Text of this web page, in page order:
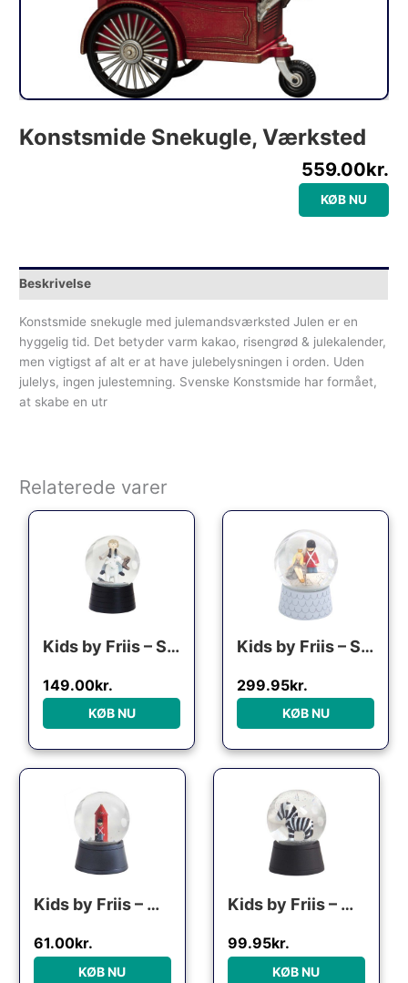
Konstsmide Snekugle, Værksted
559.00kr.
KØB NU
Beskrivelse
Konstsmide snekugle med julemandsværksted Julen er en
hyggelig tid. Det betyder varm kakao, risengrød & julekalender,
men vigtigst af alt er at have julebelysningen i orden. Uden
julelys, ingen julestemning. Svenske Konstsmide har formået,
at skabe en utr
Relaterede varer
Kids by Friis – Snekugle m. musik “klodshans”
Den oprindelige pris var: 299.95kr..
149.00kr.
Den aktuelle pris er: 149.00kr..
KØB NU
Kids by Friis – Snekugle, m. musik “Den standhaftige tinsoldat”
299.95kr.
KØB NU
Kids by Friis – Mini Snekugle, Skilderhus
Den oprindelige pris var: 99.95kr..
61.00kr.
Den aktuelle pris er: 61.00kr..
KØB NU
Kids by Friis – Mini Snekugle, Zebra
99.95kr.
KØB NU